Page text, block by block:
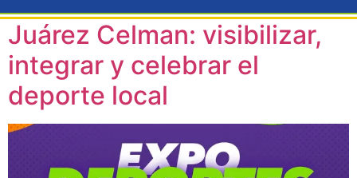
Juárez Celman: visibilizar,
integrar y celebrar el
deporte local